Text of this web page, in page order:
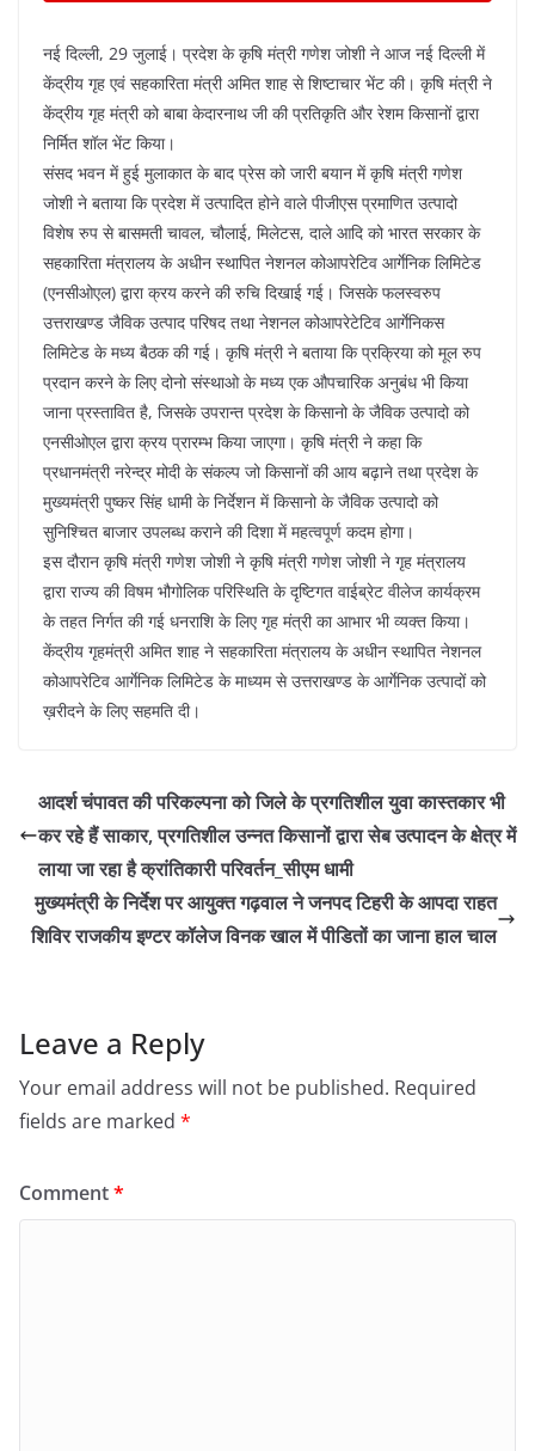
k
नई दिल्ली, 29 जुलाई। प्रदेश के कृषि मंत्री गणेश जोशी ने आज नई दिल्ली में
केंद्रीय गृह एवं सहकारिता मंत्री अमित शाह से शिष्टाचार भेंट की। कृषि मंत्री ने
केंद्रीय गृह मंत्री को बाबा केदारनाथ जी की प्रतिकृति और रेशम किसानों द्वारा
निर्मित शॉल भेंट किया।
संसद भवन में हुई मुलाकात के बाद प्रेस को जारी बयान में कृषि मंत्री गणेश
जोशी ने बताया कि प्रदेश में उत्पादित होने वाले पीजीएस प्रमाणित उत्पादो
विशेष रुप से बासमती चावल, चौलाई, मिलेटस, दाले आदि को भारत सरकार के
सहकारिता मंत्रालय के अधीन स्थापित नेशनल कोआपरेटिव आर्गेनिक लिमिटेड
(एनसीओएल) द्वारा क्रय करने की रुचि दिखाई गई। जिसके फलस्वरुप
उत्तराखण्ड जैविक उत्पाद परिषद तथा नेशनल कोआपरेटेटिव आर्गेनिकस
लिमिटेड के मध्य बैठक की गई। कृषि मंत्री ने बताया कि प्रक्रिया को मूल रुप
प्रदान करने के लिए दोनो संस्थाओ के मध्य एक औपचारिक अनुबंध भी किया
जाना प्रस्तावित है, जिसके उपरान्त प्रदेश के किसानो के जैविक उत्पादो को
एनसीओएल द्वारा क्रय प्रारम्भ किया जाएगा। कृषि मंत्री ने कहा कि
प्रधानमंत्री नरेन्द्र मोदी के संकल्प जो किसानों की आय बढ़ाने तथा प्रदेश के
मुख्यमंत्री पुष्कर सिंह धामी के निर्देशन में किसानो के जैविक उत्पादो को
सुनिश्चित बाजार उपलब्ध कराने की दिशा में महत्वपूर्ण कदम होगा।
इस दौरान कृषि मंत्री गणेश जोशी ने कृषि मंत्री गणेश जोशी ने गृह मंत्रालय
द्वारा राज्य की विषम भौगोलिक परिस्थिति के दृष्टिगत वाईब्रेट वीलेज कार्यक्रम
के तहत निर्गत की गई धनराशि के लिए गृह मंत्री का आभार भी व्यक्त किया।
केंद्रीय गृहमंत्री अमित शाह ने सहकारिता मंत्रालय के अधीन स्थापित नेशनल
कोआपरेटिव आर्गेनिक लिमिटेड के माध्यम से उत्तराखण्ड के आर्गेनिक उत्पादों को
ख़रीदने के लिए सहमति दी।
आदर्श चंपावत की परिकल्पना को जिले के प्रगतिशील युवा कास्तकार भी
कर रहे हैं साकार, प्रगतिशील उन्नत किसानों द्वारा सेब उत्पादन के क्षेत्र में
लाया जा रहा है क्रांतिकारी परिवर्तन_सीएम धामी
मुख्यमंत्री के निर्देश पर आयुक्त गढ़वाल ने जनपद टिहरी के आपदा राहत
शिविर राजकीय इण्टर कॉलेज विनक खाल में पीडितों का जाना हाल चाल
Leave a Reply
Your email address will not be published. Required
fields are marked *
Comment*